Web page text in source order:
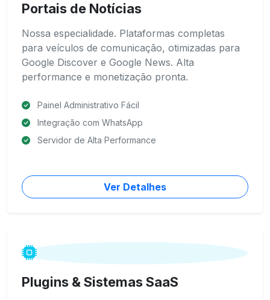
Portais de Notícias
Nossa especialidade. Plataformas completas
para veículos de comunicação, otimizadas para
Google Discover e Google News. Alta
performance e monetização pronta.
Painel Administrativo Fácil
Integração com WhatsApp
Servidor de Alta Performance
Ver Detalhes
Plugins & Sistemas SaaS